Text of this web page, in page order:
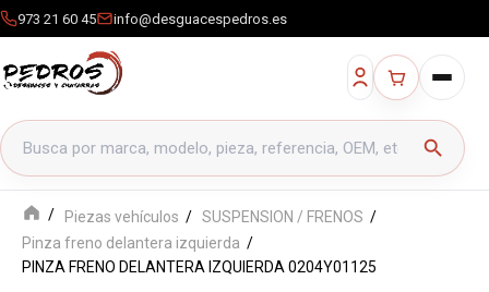
973 21 60 45 info@desguacespedros.es
Buscar productos
search
Piezas vehículos
SUSPENSION / FRENOS
Pinza freno delantera izquierda
PINZA FRENO DELANTERA IZQUIERDA 0204Y01125